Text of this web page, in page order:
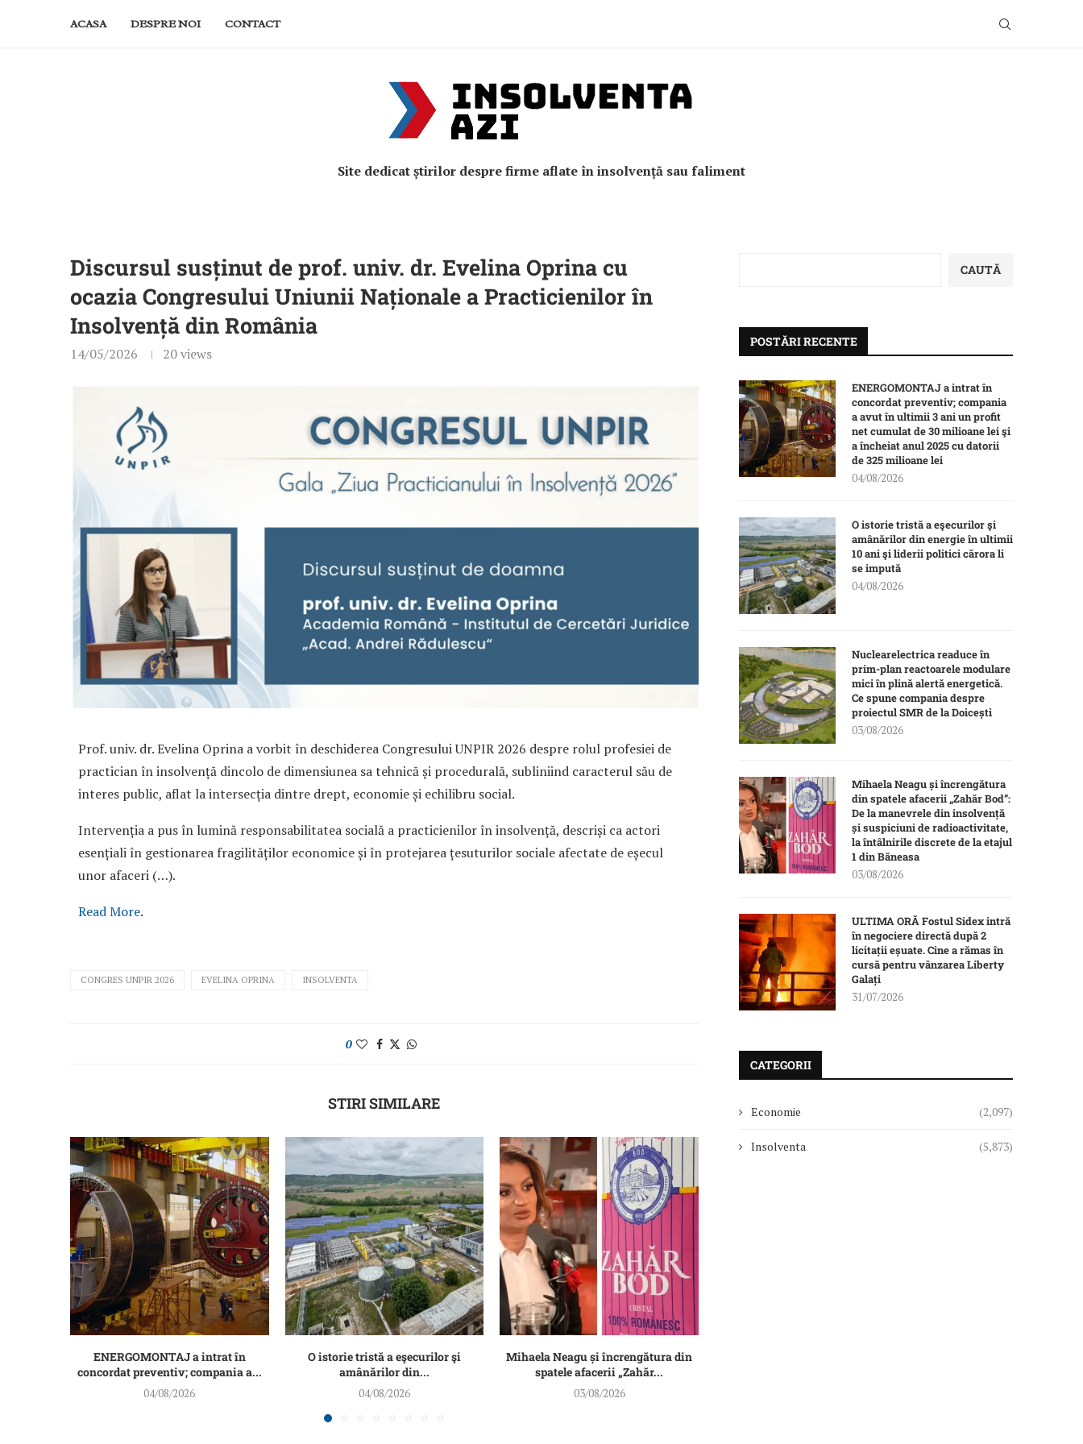
ACASA DESPRE NOI CONTACT
Site dedicat știrilor despre firme aflate în insolvență sau faliment
Discursul susținut de prof. univ. dr. Evelina Oprina cu
ocazia Congresului Uniunii Naționale a Practicienilor în
Insolvență din România
14/05/2026 20views
Prof. univ. dr. Evelina Oprina a vorbit în deschiderea Congresului UNPIR 2026 despre rolul profesiei de
practician în insolvență dincolo de dimensiunea sa tehnică și procedurală, subliniind caracterul său de
interes public, aflat la intersecția dintre drept, economie și echilibru social.
Intervenția a pus în lumină responsabilitatea socială a practicienilor în insolvență, descriși ca actori
esențiali în gestionarea fragilităților economice și în protejarea țesuturilor sociale afectate de eșecul
unor afaceri (…).
Read More.
CONGRES UNPIR 2026 EVELINA OPRINA INSOLVENTA
0
STIRI SIMILARE
ENERGOMONTAJ a intrat în
concordat preventiv; compania a...
04/08/2026
O istorie tristă a eşecurilor şi
amânărilor din...
04/08/2026
Mihaela Neagu și încrengătura din
spatele afacerii „Zahăr...
03/08/2026
CAUTĂ
POSTĂRI RECENTE
ENERGOMONTAJ a intrat în
concordat preventiv; compania
a avut în ultimii 3 ani un profit
net cumulat de 30 milioane lei şi
a încheiat anul 2025 cu datorii
de 325 milioane lei
04/08/2026
O istorie tristă a eşecurilor şi
amânărilor din energie în ultimii
10 ani şi liderii politici cărora li
se impută
04/08/2026
Nuclearelectrica readuce în
prim-plan reactoarele modulare
mici în plină alertă energetică.
Ce spune compania despre
proiectul SMR de la Doicești
03/08/2026
Mihaela Neagu și încrengătura
din spatele afacerii „Zahăr Bod”:
De la manevrele din insolvență
și suspiciuni de radioactivitate,
la întâlnirile discrete de la etajul
1 din Băneasa
03/08/2026
ULTIMA ORĂ Fostul Sidex intră
în negociere directă după 2
licitații eșuate. Cine a rămas în
cursă pentru vânzarea Liberty
Galați
31/07/2026
CATEGORII
Economie (2,097)
Insolventa (5,873)